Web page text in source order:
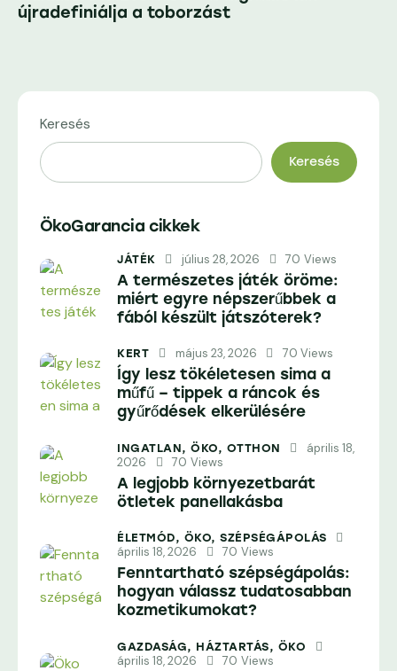
újradefiniálja a toborzást
Keresés
Keresés
ÖkoGarancia cikkek
JÁTÉK július 28, 2026 70 Views
A természetes játék öröme:
miért egyre népszerűbbek a
fából készült játszóterek?
KERT május 23, 2026 70 Views
Így lesz tökéletesen sima a
műfű – tippek a ráncok és
gyűrődések elkerülésére
INGATLAN, ÖKO, OTTHON
április 18,
2026
70 Views
A legjobb környezetbarát
ötletek panellakásba
ÉLETMÓD, ÖKO, SZÉPSÉGÁPOLÁS
április 18, 2026 70 Views
Fenntartható szépségápolás:
hogyan válassz tudatosabban
kozmetikumokat?
GAZDASÁG, HÁZTARTÁS, ÖKO
április 18, 2026 70 Views